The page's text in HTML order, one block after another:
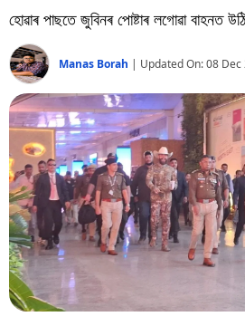
খেল
জীৱনশৈলী
বিশ্ব
প্ৰযুক্তি
Videos
হোৱাৰ পাছতে জুবিনৰ পোষ্টাৰ লগোৱা বাহনত
Manas Borah | Updated On:08 Dec